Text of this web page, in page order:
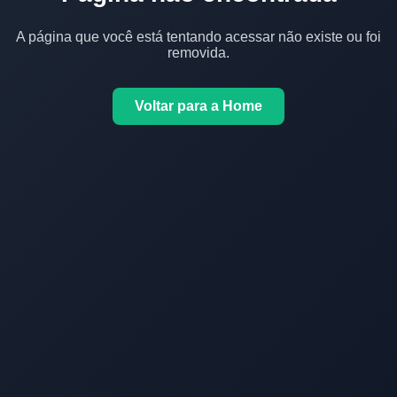
A página que você está tentando acessar não existe ou foi
removida.
Voltar para a Home